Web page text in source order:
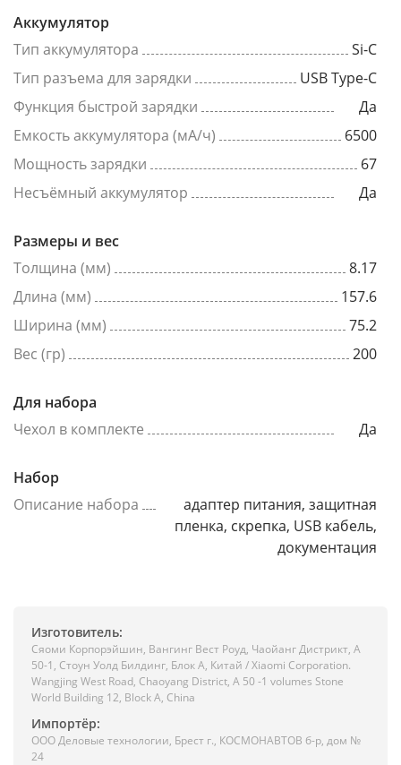
Аккумулятор
Тип аккумулятора
Si-C
Тип разъема для зарядки
USB Type-C
Функция быстрой зарядки
Да
Емкость аккумулятора (мА/ч)
6500
Мощность зарядки
67
Несъёмный аккумулятор
Да
Размеры и вес
Толщина (мм)
8.17
Длина (мм)
157.6
Ширина (мм)
75.2
Вес (гр)
200
Для набора
Чехол в комплекте
Да
Набор
Описание набора
адаптер питания, защитная
пленка, скрепка, USB кабель,
документация
Изготовитель:
Сяоми Корпорэйшин, Вангинг Вест Роуд, Чаойанг Дистрикт, А
50-1, Стоун Уолд Билдинг, Блок А, Китай / Xiaomi Corporation.
Wangjing West Road, Chaoyang District, A 50 -1 volumes Stone
World Building 12, Block A, China
Импортёр:
ООО Деловые технологии, Брест г., КОСМОНАВТОВ б-р, дом №
24